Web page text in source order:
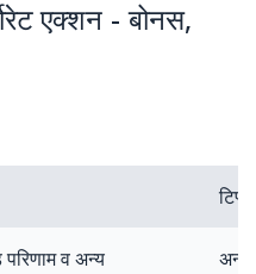
एक्शन - बोनस,
व अन्य अन्य